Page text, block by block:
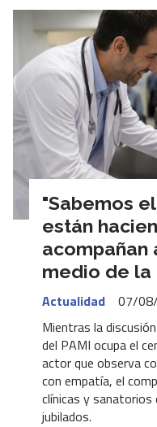
"Sabemos
están
acompañan
medio de la
Actualidad
07/
Mientras la
del PAMI ocupa el
actor que observa
con empatía, el
clínicas y
jubilados.